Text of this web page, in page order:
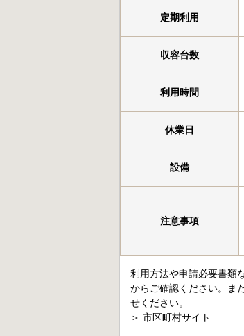
定期利用
収容台数
利用時間
休業日
設備
注意事項
利用方法や申請必要書類
からご確認ください。ま
せください。
＞ 市区町村サイト